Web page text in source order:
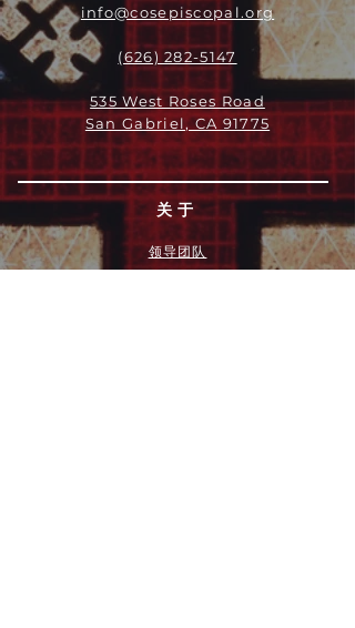
info@cosepiscopal.org
(626) 282-5147
535 West Roses Road
San Gabriel, CA 91775
关于
领导团队